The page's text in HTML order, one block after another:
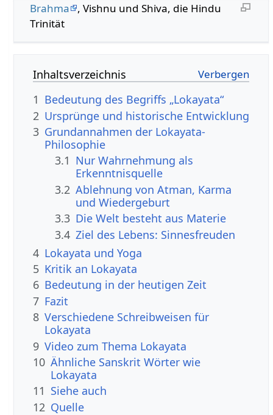
Brahma
, Vishnu und Shiva, die Hindu
Trinität
Inhaltsverzeichnis
1 Bedeutung des Begriffs „Lokayata“
2 Ursprünge und historische Entwicklung
3 Grundannahmen der Lokayata-
Philosophie
3.1 Nur Wahrnehmung als
Erkenntnisquelle
3.2 Ablehnung von Atman, Karma
und Wiedergeburt
3.3 Die Welt besteht aus Materie
3.4 Ziel des Lebens: Sinnesfreuden
4 Lokayata und Yoga
5 Kritik an Lokayata
6 Bedeutung in der heutigen Zeit
7 Fazit
8 Verschiedene Schreibweisen für
Lokayata
9 Video zum Thema Lokayata
10 Ähnliche Sanskrit Wörter wie
Lokayata
11 Siehe auch
12 Quelle